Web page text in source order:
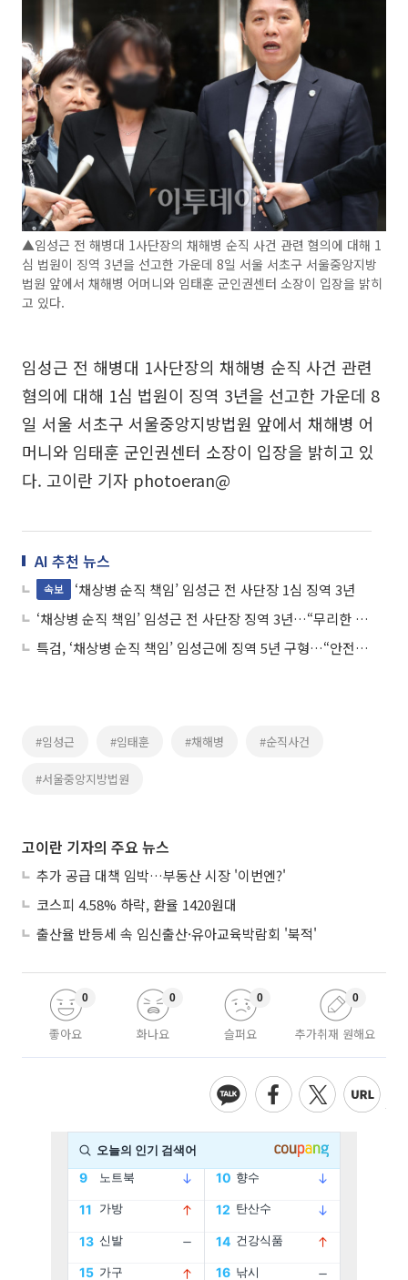
▲임성근 전 해병대 1사단장의 채해병 순직 사건 관련 혐의에 대해 1
심 법원이 징역 3년을 선고한 가운데 8일 서울 서초구 서울중앙지방
법원 앞에서 채해병 어머니와 임태훈 군인권센터 소장이 입장을 밝히
고 있다.
임성근 전 해병대 1사단장의 채해병 순직 사건 관련
혐의에 대해 1심 법원이 징역 3년을 선고한 가운데 8
일 서울 서초구 서울중앙지방법원 앞에서 채해병 어
머니와 임태훈 군인권센터 소장이 입장을 밝히고 있
다. 고이란 기자 photoeran@
AI 추천 뉴스
속보
‘채상병 순직 책임’ 임성근 전 사단장 1심 징역 3년
‘채상병 순직 책임’ 임성근 전 사단장 징역 3년…“무리한 지시가 원인”
특검, ‘채상병 순직 책임’ 임성근에 징역 5년 구형…“안전조치 전혀 안 해”
#임성근 #임태훈 #채해병 #순직사건
#서울중앙지방법원
고이란 기자의 주요 뉴스
추가 공급 대책 임박…부동산 시장 '이번엔?'
코스피 4.58% 하락, 환율 1420원대
출산율 반등세 속 임신출산·유아교육박람회 '북적'
좋아요
0
화나요
0
슬퍼요
0
추가취재 원해요
0